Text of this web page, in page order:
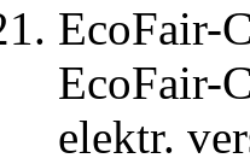
EcoFair-
EcoFair-
elektr.